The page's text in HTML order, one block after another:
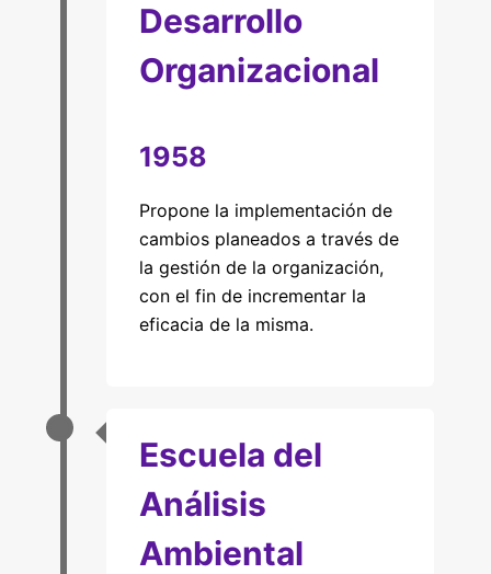
Desarrollo
Organizacional
1958
Propone la implementación de
cambios planeados a través de
la gestión de la organización,
con el fin de incrementar la
eficacia de la misma.
Escuela del
Análisis
Ambiental